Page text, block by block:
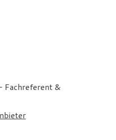
Fachreferent &